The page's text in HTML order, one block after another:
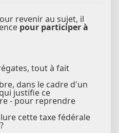
revenir au sujet, il
pour participer à
tout à fait
dans le cadre d'un
justifie ce
- pour reprendre
cette taxe fédérale